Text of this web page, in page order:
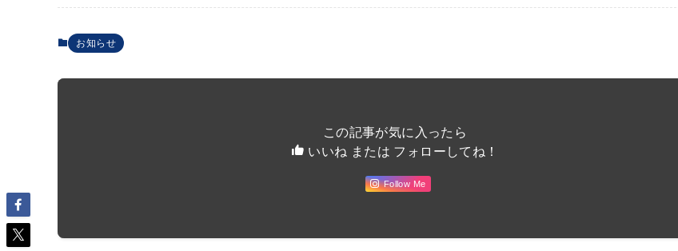
お知らせ
この記事が気に入ったら
いいね または フォローしてね！
Follow Me